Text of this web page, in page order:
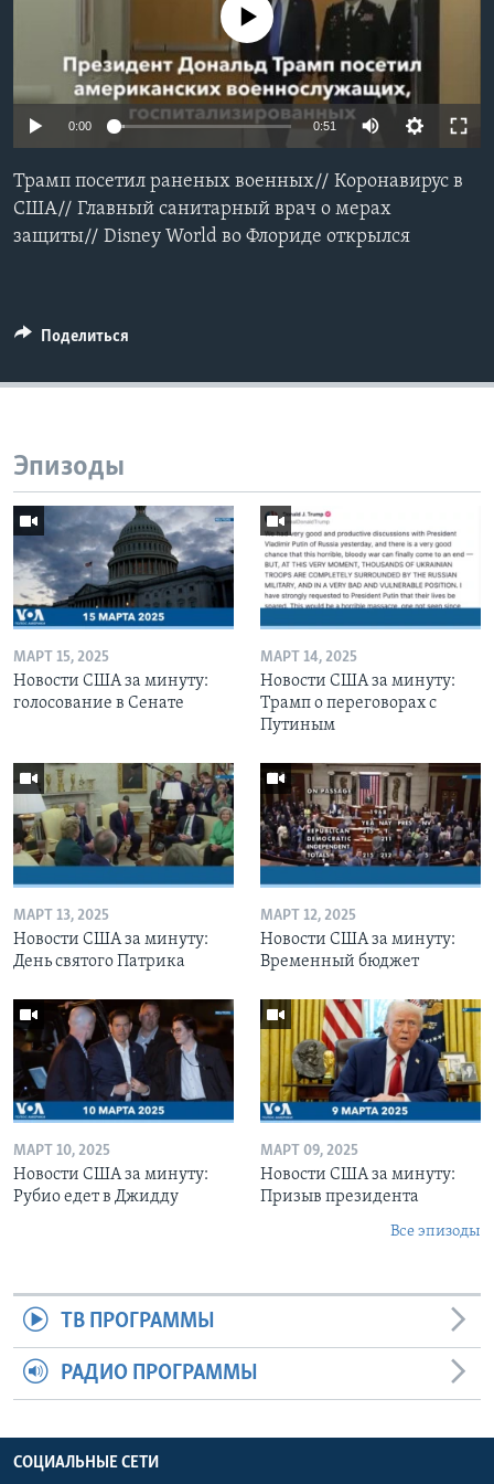
Learning English
СОЦИАЛЬНЫЕ СЕТИ
Языки
No media source currently available
0:00 0:51
Трамп посетил раненых военных// Коронавирус в
США// Главный санитарный врач о мерах
защиты// Disney World во Флориде открылся
Поделиться
Эпизоды
МАРТ 15, 2025
Новости США за минуту:
голосование в Сенате
МАРТ 14, 2025
Новости США за минуту:
Трамп о переговорах с
Путиным
МАРТ 13, 2025
Новости США за минуту:
День святого Патрика
МАРТ 12, 2025
Новости США за минуту:
Временный бюджет
МАРТ 10, 2025
Новости США за минуту:
Рубио едет в Джидду
МАРТ 09, 2025
Новости США за минуту:
Призыв президента
Все эпизоды
ТВ ПРОГРАММЫ
РАДИО ПРОГРАММЫ
СОЦИАЛЬНЫЕ СЕТИ